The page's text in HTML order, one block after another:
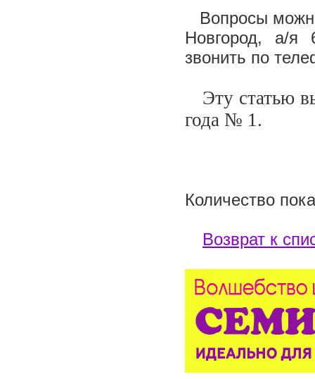
Вопросы
Новгород, а/я
звонить по
Эту статью
года № 1.
Количество
Возврат к